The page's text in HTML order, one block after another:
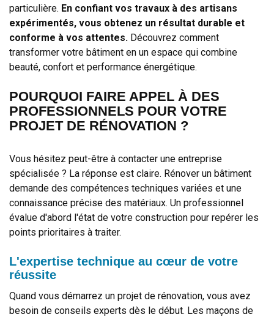
particulière. En confiant vos travaux à des artisans
expérimentés, vous obtenez un résultat durable et
conforme à vos attentes. Découvrez comment
transformer votre bâtiment en un espace qui combine
beauté, confort et performance énergétique.
POURQUOI FAIRE APPEL À DES
PROFESSIONNELS POUR VOTRE
PROJET DE RÉNOVATION ?
Vous hésitez peut-être à contacter une entreprise
spécialisée ? La réponse est claire. Rénover un bâtiment
demande des compétences techniques variées et une
connaissance précise des matériaux. Un professionnel
évalue d'abord l'état de votre construction pour repérer les
points prioritaires à traiter.
L'expertise technique au cœur de votre
réussite
Quand vous démarrez un projet de rénovation, vous avez
besoin de conseils experts dès le début. Les maçons de